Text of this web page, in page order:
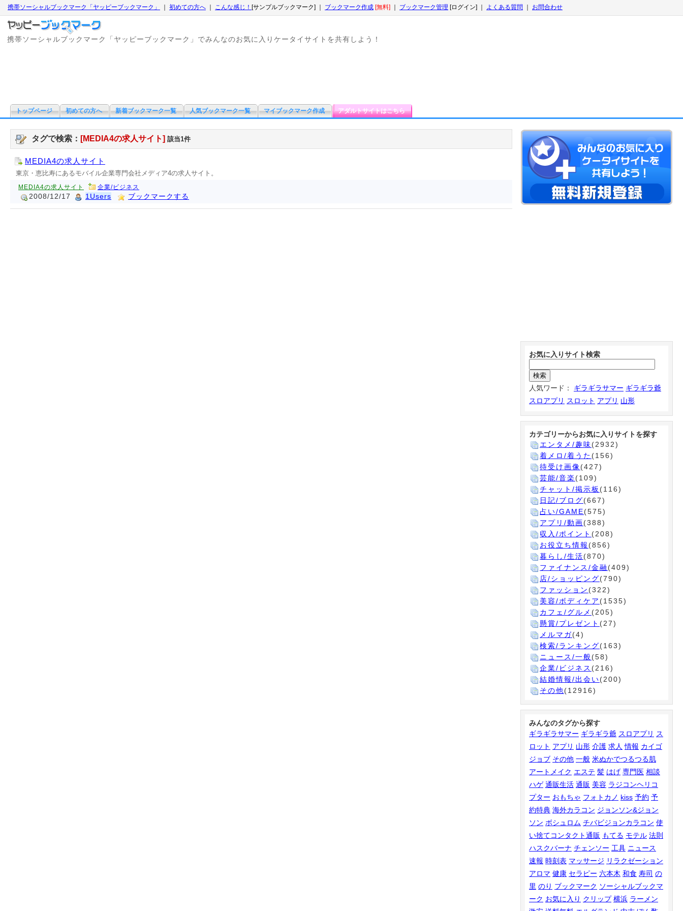
携帯ソーシャルブックマーク「ヤッピーブックマーク」 初めての方へ こんな感じ！ [サンプルブックマーク] ｜ ブックマーク作成 [無料] ブックマーク管理 [ログイン] ｜ よくある質問 お問合わせ
携帯ソーシャルブックマーク「ヤッピーブックマーク」でみんなのお気に入りケータイサイトを共有しよう！
トップページ 初めての方へ 新着ブックマーク一覧 人気ブックマーク一覧 マイブックマーク作成 アダルトサイトはこちら
タグで検索： [MEDIA4の求人サイト] 該当1件
MEDIA4の求人サイト
東京・恵比寿にあるモバイル企業専門会社メディア4の求人サイト。
MEDIA4の求人サイト 企業/ビジネス
2008/12/17 1Users ブックマークする
お気に入りサイト検索
人気ワード： ギラギラサマー ギラギラ爺
スロアプリ スロット アプリ 山形
カテゴリーからお気に入りサイトを探す
エンタメ/趣味(2932)
着メロ/着うた (156)
待受け画像(427)
芸能/音楽 (109)
チャット/掲示板 (116)
日記/ブログ(667)
占い/GAME(575)
アプリ/動画(388)
収入/ポイント (208)
お役立ち情報 (856)
暮らし/生活(870)
ファイナンス/金融 (409)
店/ショッピング(790)
ファッション (322)
美容/ボディケア (1535)
カフェ/グルメ (205)
懸賞/プレゼント (27)
メルマガ(4)
検索/ランキング(163)
ニュース/一般(58)
企業/ビジネス (216)
結婚情報/出会い(200)
その他(12916)
みんなのタグから探す
ギラギラサマー ギラギラ爺 スロアプリ ス
ロット アプリ 山形 介護 求人 情報 カイゴ
ジョブ その他 一般 米ぬかでつるつる肌
アートメイク エステ 髪 はげ 専門医 相談
ハゲ 通販生活 通販 美容 ラジコンヘリコ
プター おもちゃ フォトカノ kiss 予約 予
約特典 海外カラコン ジョンソン&ジョン
ソン ボシュロム チバビジョンカラコン 使
い捨てコンタクト通販 もてる モテル 法則
ハスクバーナ チェンソー 工具 ニュース
速報 時刻表 マッサージ リラクゼーション
アロマ 健康 セラピー 六本木 和食 寿司 の
里 のり ブックマーク ソーシャルブックマ
ーク お気に入り クリップ 横浜 ラーメン